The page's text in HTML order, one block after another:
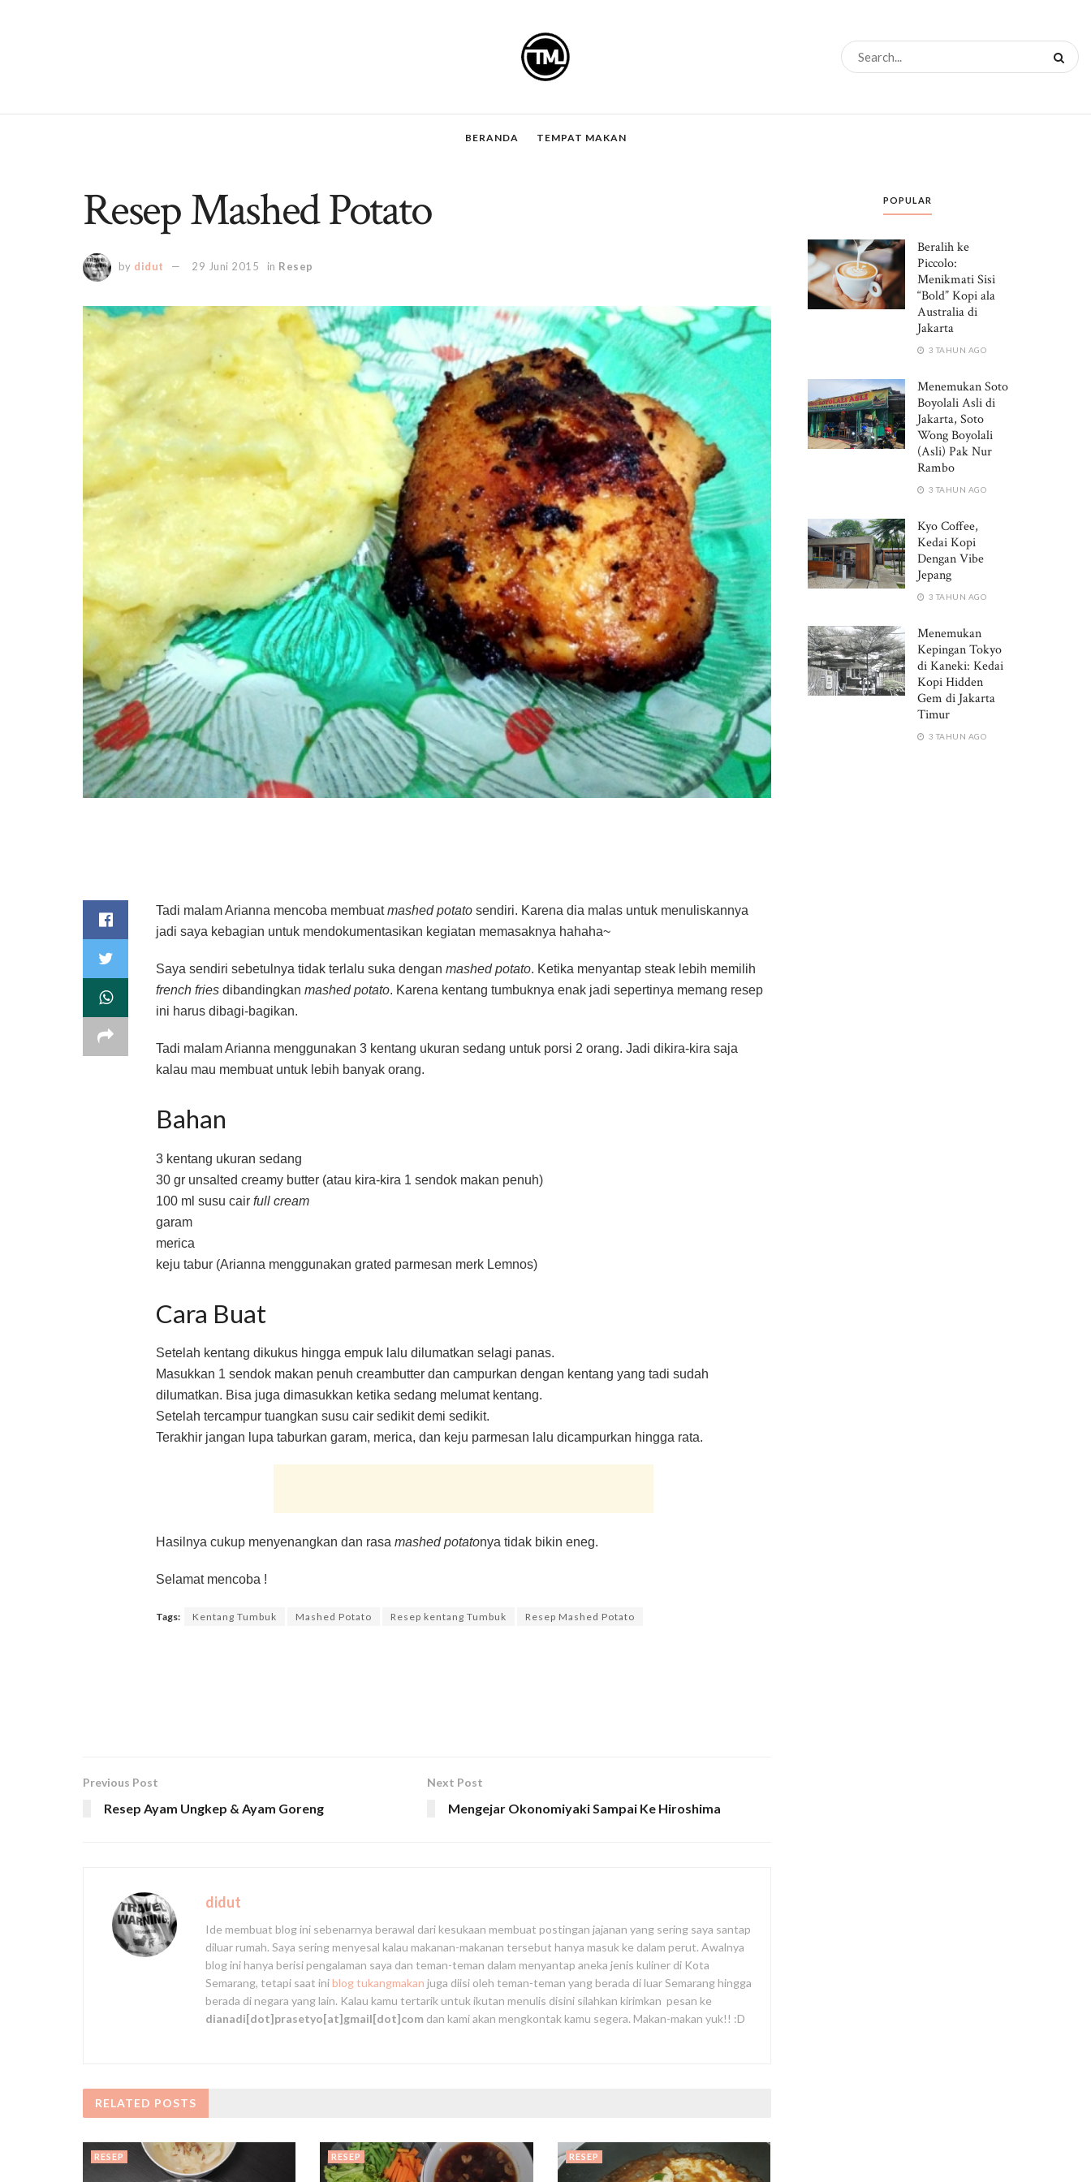
BERANDA TEMPAT MAKAN
Resep Mashed Potato
by didut 29 Juni 2015 in Resep
Tadi malam Arianna mencoba membuatmashed potato sendiri. Karena dia malas untuk menuliskannya
jadi saya kebagian untuk mendokumentasikan kegiatan memasaknya hahaha~
Saya sendiri sebetulnya tidak terlalu suka dengan mashed potato. Ketika menyantap steak lebih memilih
french fries dibandingkan mashed potato. Karena kentang tumbuknya enak jadi sepertinya memang resep
ini harus dibagi-bagikan.
Tadi malam Arianna menggunakan 3 kentang ukuran sedang untuk porsi 2 orang. Jadi dikira-kira saja
kalau mau membuat untuk lebih banyak orang.
Bahan
3 kentang ukuran sedang
30 gr unsalted creamy butter (atau kira-kira 1 sendok makan penuh)
100 ml susu cair full cream
garam
merica
keju tabur (Arianna menggunakan grated parmesan merk Lemnos)
Cara Buat
Setelah kentang dikukus hingga empuk lalu dilumatkan selagi panas.
Masukkan 1 sendok makan penuh creambutter dan campurkan dengan kentang yang tadi sudah
dilumatkan. Bisa juga dimasukkan ketika sedang melumat kentang.
Setelah tercampur tuangkan susu cair sedikit demi sedikit.
Terakhir jangan lupa taburkan garam, merica, dan keju parmesan lalu dicampurkan hingga rata.
Hasilnya cukup menyenangkan dan rasa mashed potatonya tidak bikin eneg.
Selamat mencoba !
Tags: Kentang Tumbuk Mashed Potato Resep kentang Tumbuk Resep Mashed Potato
Previous Post
Resep Ayam Ungkep & Ayam Goreng
Next Post
Mengejar Okonomiyaki Sampai Ke Hiroshima
didut
Ide membuat blog ini sebenarnya berawal dari kesukaan membuat postingan jajanan yang sering saya santap
diluar rumah. Saya sering menyesal kalau makanan-makanan tersebut hanya masuk ke dalam perut. Awalnya
blog ini hanya berisi pengalaman saya dan teman-teman dalam menyantap aneka jenis kuliner di Kota
Semarang, tetapi saat iniblog tukangmakan juga diisi oleh teman-teman yang berada di luar Semarang hingga
berada di negara yang lain. Kalau kamu tertarik untuk ikutan menulis disini silahkan kirimkan pesan ke
dianadi[dot]prasetyo[at]gmail[dot]com dan kami akan mengkontak kamu segera. Makan-makan yuk!! :D
RELATED POSTS
RESEP RESEP RESEP
POPULAR
Beralih ke
Piccolo:
Menikmati Sisi
“Bold” Kopi ala
Australia di
Jakarta
3 TAHUN AGO
Menemukan Soto
Boyolali Asli di
Jakarta, Soto
Wong Boyolali
(Asli) Pak Nur
Rambo
3 TAHUN AGO
Kyo Coffee,
Kedai Kopi
Dengan Vibe
Jepang
3 TAHUN AGO
Menemukan
Kepingan Tokyo
di Kaneki: Kedai
Kopi Hidden
Gem di Jakarta
Timur
3 TAHUN AGO